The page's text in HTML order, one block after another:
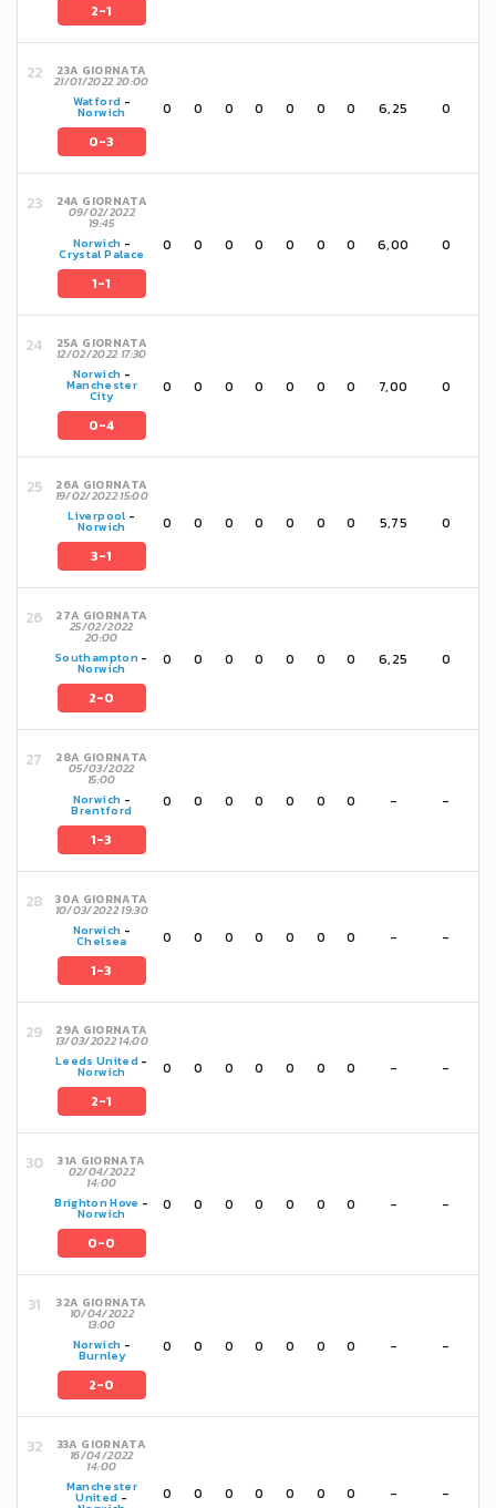
2-1
23A GIORNATA
21/01/2022 20:00
Watford -
Norwich
0-3
0 0 0 0 0 0 0 6,25 0
24A GIORNATA
09/02/2022
19:45
Norwich -
Crystal Palace
1-1
0 0 0 0 0 0 0 6,00 0
25A GIORNATA
12/02/2022 17:30
Norwich -
Manchester
City
0-4
0 0 0 0 0 0 0 7,00 0
26A GIORNATA
19/02/2022 15:00
Liverpool -
Norwich
3-1
0 0 0 0 0 0 0 5,75 0
27A GIORNATA
25/02/2022
20:00
Southampton-
Norwich
2-0
0 0 0 0 0 0 0 6,25 0
28A GIORNATA
05/03/2022
15:00
Norwich -
Brentford
1-3
0 0 0 0 0 0 0 - -
30A GIORNATA
10/03/2022 19:30
Norwich -
Chelsea
1-3
0 0 0 0 0 0 0 - -
29A GIORNATA
13/03/2022 14:00
Leeds United -
Norwich
2-1
0 0 0 0 0 0 0 - -
31A GIORNATA
02/04/2022
14:00
Brighton Hove -
Norwich
0-0
0 0 0 0 0 0 0 - -
32A GIORNATA
10/04/2022
13:00
Norwich -
Burnley
2-0
0 0 0 0 0 0 0 - -
33A GIORNATA
16/04/2022
14:00
Manchester
United - 0 0 0 0 0 0 0 - -